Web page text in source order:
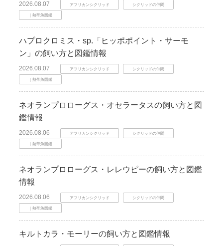
2026.08.07 アフリカンシクリッド シクリッドの仲間
｜熱帯魚図鑑
ハプロクロミス・sp.「ヒッポポイント・サーモ
ン」の飼い方と図鑑情報
2026.08.07 アフリカンシクリッド シクリッドの仲間
｜熱帯魚図鑑
ネオランプロローグス・オセラータスの飼い方と図
鑑情報
2026.08.06 アフリカンシクリッド シクリッドの仲間
｜熱帯魚図鑑
ネオランプロローグス・レレウピーの飼い方と図鑑
情報
2026.08.06 アフリカンシクリッド シクリッドの仲間
｜熱帯魚図鑑
キルトカラ・モーリーの飼い方と図鑑情報